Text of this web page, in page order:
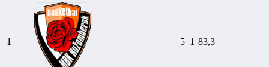
1 5 1 83,3